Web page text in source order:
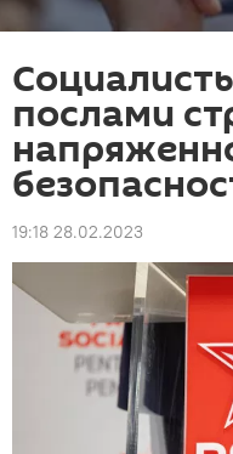
послами
19:18 28.02.2023